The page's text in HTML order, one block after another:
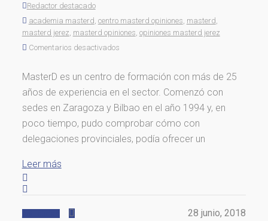
Redactor destacado
academia masterd centro masterd opiniones masterd
masterd jerez masterd opiniones opiniones masterd jerez
Comentarios desactivados
MasterD es un centro de formación con más de 25
años de experiencia en el sector. Comenzó con
sedes en Zaragoza y Bilbao en el año 1994 y, en
poco tiempo, pudo comprobar cómo con
delegaciones provinciales, podía ofrecer un
Leer más
28 junio, 2018